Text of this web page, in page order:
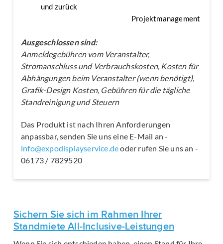
und zurück
Projektmanagement
Ausgeschlossen sind:
Anmeldegebühren vom Veranstalter,
Stromanschluss und Verbrauchskosten, Kosten für
Abhängungen beim Veranstalter (wenn benötigt),
Grafik-Design Kosten, Gebühren für die tägliche
Standreinigung und Steuern
Das Produkt ist nach Ihren Anforderungen
anpassbar, senden Sie uns eine E-Mail an -
info@expodisplayservice.deoder rufen Sie uns an -
06173 / 7829520
Sichern Sie sich im Rahmen Ihrer
Standmiete All-Inclusive-Leistungen